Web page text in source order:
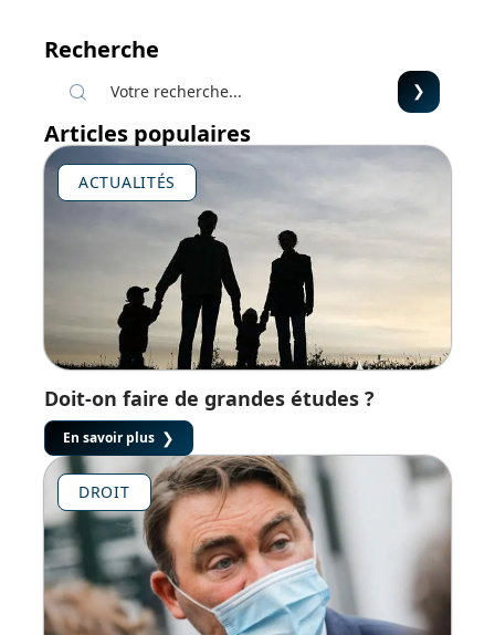
Recherche
Articles populaires
ACTUALITÉS
Doit-on faire de grandes études ?
En savoir plus
DROIT